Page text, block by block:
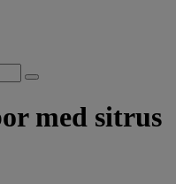
med sitrus